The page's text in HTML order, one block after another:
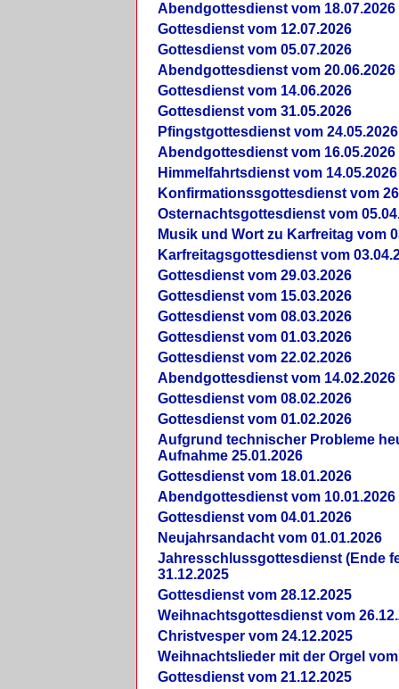
Abendgottesdienst vom 18.07.2026
Gottesdienst vom 12.07.2026
Gottesdienst vom 05.07.2026
Abendgottesdienst vom 20.06.2026
Gottesdienst vom 14.06.2026
Gottesdienst vom 31.05.2026
Pfingstgottesdienst vom 24.05.2026
Abendgottesdienst vom 16.05.2026
Himmelfahrtsdienst vom 14.05.2026
Konfirmationssgottesdienst vom
Osternachtsgottesdienst vom
Musik und Wort zu Karfreitag vom
Karfreitagsgottesdienst vom
Gottesdienst vom 29.03.2026
Gottesdienst vom 15.03.2026
Gottesdienst vom 08.03.2026
Gottesdienst vom 01.03.2026
Gottesdienst vom 22.02.2026
Abendgottesdienst vom 14.02.2026
Gottesdienst vom 08.02.2026
Gottesdienst vom 01.02.2026
Aufgrund technischer Probleme
Aufnahme 25.01.2026
Gottesdienst vom 18.01.2026
Abendgottesdienst vom 10.01.2026
Gottesdienst vom 04.01.2026
Neujahrsandacht vom 01.01.2026
Jahresschlussgottesdienst (Ende
31.12.2025
Gottesdienst vom 28.12.2025
Weihnachtsgottesdienst vom
Christvesper vom 24.12.2025
Weihnachtslieder mit der Orgel vom
Gottesdienst vom 21.12.2025